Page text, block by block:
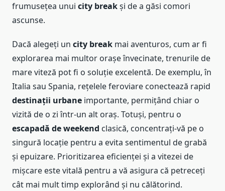
frumusețea unui city breakși de a găsi comori
ascunse.
Dacă alegeți un city break mai aventuros, cum ar fi
explorarea mai multor orașe învecinate, trenurile de
mare viteză pot fi o soluție excelentă. De exemplu, în
Italia sau Spania, rețelele feroviare conectează rapid
destinații urbane importante, permițând chiar o
vizită de o zi într-un alt oraș. Totuși, pentru o
escapadă de weekend clasică, concentrați-vă pe o
singură locație pentru a evita sentimentul de grabă
și epuizare. Prioritizarea eficienței și a vitezei de
mișcare este vitală pentru a vă asigura că petreceți
cât mai mult timp explorând și nu călătorind.